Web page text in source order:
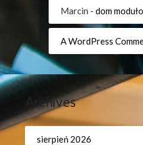
Marcin -dom
A WordPress
Archives
sierpień 2026